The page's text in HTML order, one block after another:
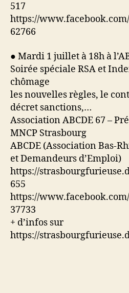
517
https://
62766
● Mardi 1 juillet à 18h à
Soirée spéciale RSA et
chômage
les nouvelles règles, le
décret sanctions,…
Association ABCDE 67 –
MNCP Strasbourg
ABCDE (Association Bas-
et Demandeurs d’Emploi)
https://
655
https://
37733
+ d’infos sur
https://